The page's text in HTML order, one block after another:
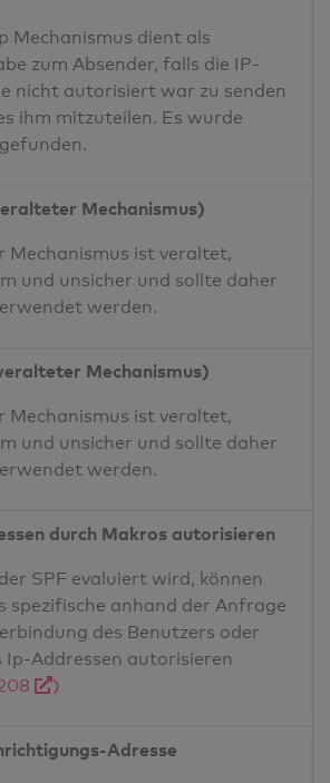
Mechanismus dient als
zum Absender, falls die IP-
nicht autorisiert war zu senden
ihm mitzuteilen. Es wurde
Mechanismus)
Mechanismus ist veraltet,
und unsicher und sollte daher
werden.
Mechanismus)
Mechanismus ist veraltet,
und unsicher und sollte daher
werden.
durch Makros autorisieren
SPF evaluiert wird, können
spezifische anhand der Anfrage
des Benutzers oder
Ip-Addressen autorisieren
)
Adresse